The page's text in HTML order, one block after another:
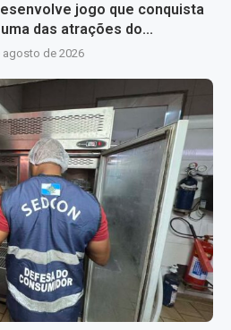
jogo que conquista
das atrações do...
agosto de 2026